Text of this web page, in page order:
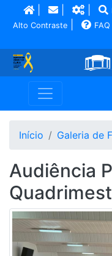
|
Alto Contraste FAQ
Início Galeria de
Audiência